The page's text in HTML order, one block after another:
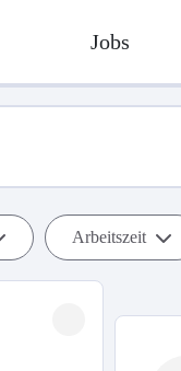
Jobs
Arbeitszeit